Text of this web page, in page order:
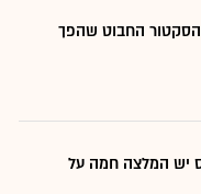
החבוט שהפך
יש המלצה חמה על